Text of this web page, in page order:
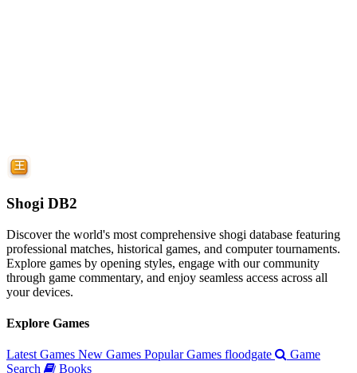
Shogi DB2
Discover the world's most comprehensive shogi database featuring
professional matches, historical games, and computer tournaments.
Explore games by opening styles, engage with our community
through game commentary, and enjoy seamless access across all
your devices.
Explore Games
Latest Games New Games Popular Games floodgate
Game
Search
Books